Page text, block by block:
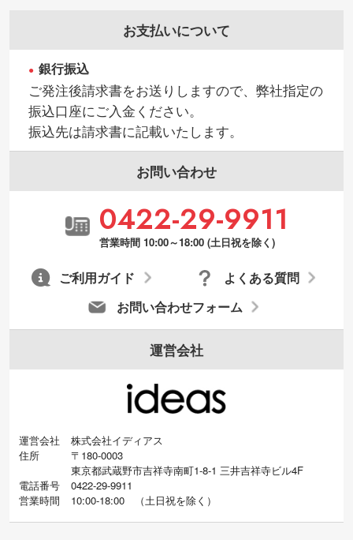
お支払いについて
銀行振込
ご発注後請求書をお送りしますので、弊社指定の
振込口座にご入金ください。
振込先は請求書に記載いたします。
お問い合わせ
0422-29-9911
営業時間 10:00～18:00 (土日祝を除く)
お問い合わせフォーム
よくある質問
ご利用ガイド
運営会社
運営会社
株式会社イディアス
住所
〒180-0003
東京都武蔵野市吉祥寺南町1-8-1 三井吉祥寺ビル4F
電話番号
0422-29-9911
営業時間
10:00-18:00 （土日祝を除く）